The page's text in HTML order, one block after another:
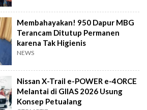
Membahayakan! 950 Dapur MBG
Terancam Ditutup Permanen
karena Tak Higienis
NEWS
Nissan X-Trail e-POWER e-4ORCE
Melantai di GIIAS 2026 Usung
Konsep Petualang